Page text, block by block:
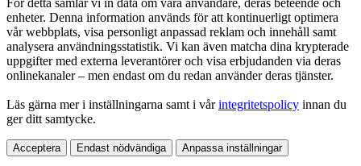
För detta samlar vi in data om våra användare, deras beteende och
enheter. Denna information används för att kontinuerligt optimera
vår webbplats, visa personligt anpassad reklam och innehåll samt
analysera användningsstatistik. Vi kan även matcha dina krypterade
uppgifter med externa leverantörer och visa erbjudanden via deras
onlinekanaler – men endast om du redan använder deras tjänster.
Läs gärna mer i inställningarna samt i vårintegritetspolicy innan du
ger ditt samtycke.
Acceptera Endast nödvändiga Anpassa inställningar